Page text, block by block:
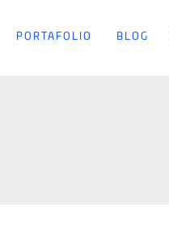
PORTAFOLIO BLOG